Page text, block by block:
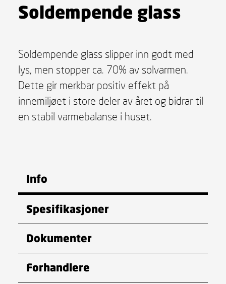
Soldempende glass
Soldempende glass slipper inn godt med
lys, men stopper ca. 70% av solvarmen.
Dette gir merkbar positiv effekt på
innemiljøet i store deler av året og bidrar til
en stabil varmebalanse i huset.
Info
Spesifikasjoner
Dokumenter
Forhandlere